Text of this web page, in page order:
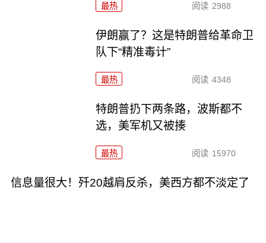
最热 阅读 2988
伊朗赢了？这是特朗普给革命卫
队下“精准毒计”
最热 阅读 4348
特朗普扔下两条路，波斯都不
选，美军机又被揍
最热 阅读 15970
信息量很大！歼20越肩反杀，美西方都不淡定了